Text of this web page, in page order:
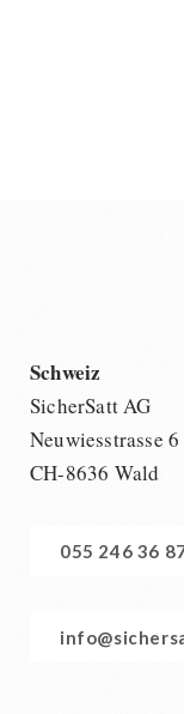
Schweiz
SicherSatt AG
Neuwiesstrasse 6
CH-8636 Wald
055 246 36